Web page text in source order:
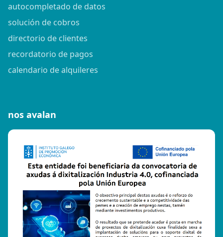
autocompletado de datos
solución de cobros
directorio de clientes
recordatorio de pagos
calendario de alquileres
nos avalan